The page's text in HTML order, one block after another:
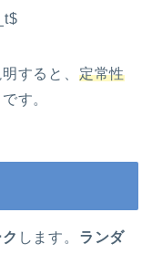
すると、 定常性
す。
します。 ランダ